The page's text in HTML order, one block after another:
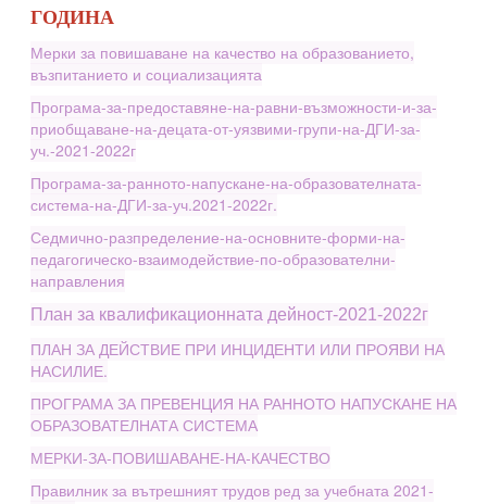
ГОДИНА
Мерки за повишаване на качество на образованието,
възпитанието и социализацията
Програма-за-предоставяне-на-равни-възможности-и-за-
приобщаване-на-децата-от-уязвими-групи-на-ДГИ-за-
уч.-2021-2022г
Програма-за-ранното-напускане-на-образователната-
система-на-ДГИ-за-уч.2021-2022г.
Седмично-разпределение-на-основните-форми-на-
педагогическо-взаимодействие-по-образователни-
направления
План за квалификационната дейност-2021-2022г
ПЛАН ЗА ДЕЙСТВИЕ ПРИ ИНЦИДЕНТИ ИЛИ ПРОЯВИ НА
НАСИЛИЕ.
ПРОГРАМА ЗА ПРЕВЕНЦИЯ НА РАННОТО НАПУСКАНЕ НА
ОБРАЗОВАТЕЛНАТА СИСТЕМА
МЕРКИ-ЗА-ПОВИШАВАНЕ-НА-КАЧЕСТВО
Правилник за вътрешният трудов ред за учебната 2021-